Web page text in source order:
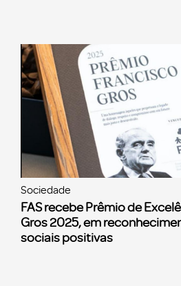
Sociedade
FAS recebe Prêmio de
Gros 2025, em
sociais positivas